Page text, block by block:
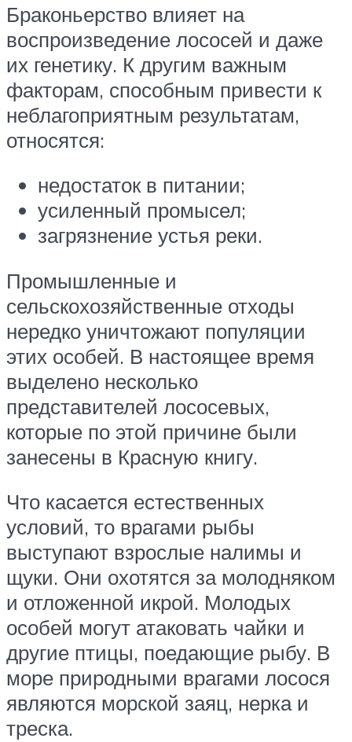
Браконьерство влияет на
воспроизведение лососей и даже
их генетику. К другим важным
факторам, способным привести к
неблагоприятным результатам,
относятся:
недостаток в питании;
усиленный промысел;
загрязнение устья реки.
Промышленные и
сельскохозяйственные отходы
нередко уничтожают популяции
этих особей. В настоящее время
выделено несколько
представителей лососевых,
которые по этой причине были
занесены в Красную книгу.
Что касается естественных
условий, то врагами рыбы
выступают взрослые налимы и
щуки. Они охотятся за молодняком
и отложенной икрой. Молодых
особей могут атаковать чайки и
другие птицы, поедающие рыбу. В
море природными врагами лосося
являются морской заяц, нерка и
треска.